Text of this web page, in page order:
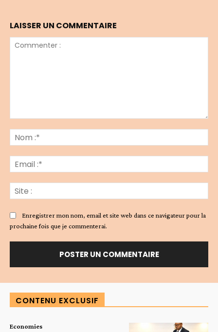
LAISSER UN COMMENTAIRE
:*
:*
:
Enregistrer mon nom, email et site web dans ce navigateur pour la
prochaine fois que je commenterai.
CONTENU EXCLUSIF
Economies